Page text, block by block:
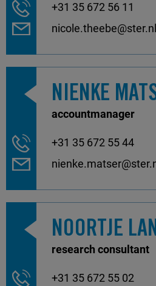
+31 35 672 56 11
nicole.theebe@ster.nl
NIENKE
accountmanager
+31 35 672 55 44
NOORTJE
research consultant
+31 35 672 55 02